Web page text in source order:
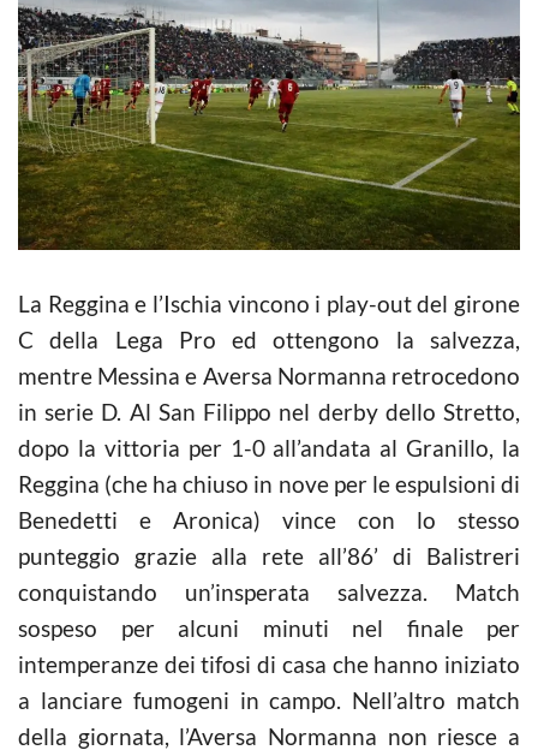
La Reggina e l’Ischia vincono i play-out del girone
C della Lega Pro ed ottengono la salvezza,
mentre Messina e Aversa Normanna retrocedono
in serie D. Al San Filippo nel derby dello Stretto,
dopo la vittoria per 1-0 all’andata al Granillo, la
Reggina (che ha chiuso in nove per le espulsioni di
Benedetti e Aronica) vince con lo stesso
punteggio grazie alla rete all’86’ di Balistreri
conquistando un’insperata salvezza. Match
sospeso per alcuni minuti nel finale per
intemperanze dei tifosi di casa che hanno iniziato
a lanciare fumogeni in campo. Nell’altro match
della giornata, l’Aversa Normanna non riesce a